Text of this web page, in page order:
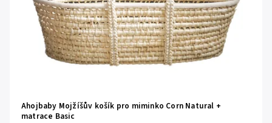
Ahojbaby Mojžíšův košík pro miminko Corn Natural +
matrace Basic